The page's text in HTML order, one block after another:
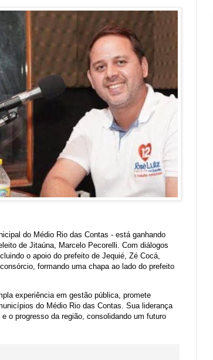
do Médio Rio das Contas - está ganhando
de Jitaúna, Marcelo Pecorelli. Com diálogos
o apoio do prefeito de Jequié, Zé Cocá,
formando uma chapa ao lado do prefeito
experiência em gestão pública, promete
do Médio Rio das Contas. Sua liderança
o progresso da região, consolidando um futuro